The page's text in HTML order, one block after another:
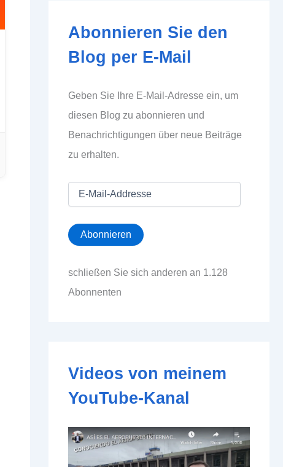
Abonnieren Sie den
Blog per E-Mail
Geben Sie Ihre E-Mail-Adresse ein, um
diesen Blog zu abonnieren und
Benachrichtigungen über neue Beiträge
zu erhalten.
a
i
A
d
Abonnieren
schließen Sie sich anderen an 1.128
Abonnenten
Videos von meinem
YouTube-Kanal